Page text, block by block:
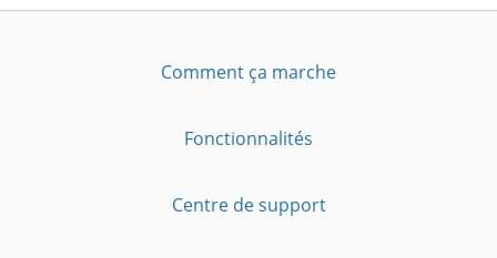
Comment ça marche
Fonctionnalités
Centre de support